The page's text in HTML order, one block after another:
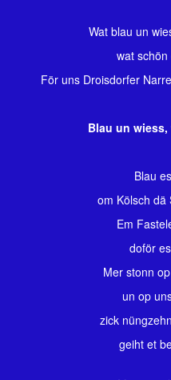
Wat blau un
wat
För uns Droisdorfer
Blau un
Blau
om Kölsch dä
Em
doför
Mer stonn
un op
zick
geiht et